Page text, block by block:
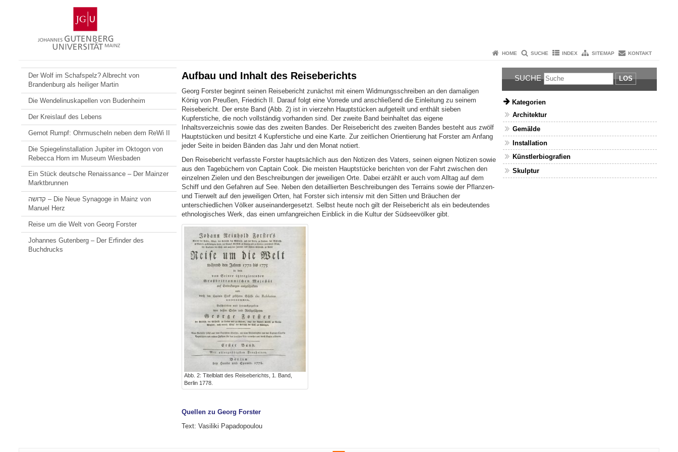
Gutenberg-
Universität
Mainz
HOME SUCHE INDEX SITEMAP KONTAKT
Der Wolf im Schafspelz? Albrecht von
Brandenburg als heiliger Martin
Die Wendelinuskapellen von Budenheim
Der Kreislauf des Lebens
Gernot Rumpf: Ohrmuscheln neben dem ReWi II
Die Spiegelinstallation Jupiter im Oktogon von
Rebecca Horn im Museum Wiesbaden
Ein Stück deutsche Renaissance – Der Mainzer
Marktbrunnen
קדושה – Die Neue Synagoge in Mainz von
Manuel Herz
Reise um die Welt von Georg Forster
Johannes Gutenberg – Der Erfinder des
Buchdrucks
Aufbau und Inhalt des Reiseberichts
Georg Forster beginnt seinen Reisebericht zunächst mit einem Widmungsschreiben an den damaligen
König von Preußen, Friedrich II. Darauf folgt eine Vorrede und anschließend die Einleitung zu seinem
Reisebericht. Der erste Band (Abb. 2) ist in vierzehn Hauptstücken aufgeteilt und enthält sieben
Kupferstiche, die noch vollständig vorhanden sind. Der zweite Band beinhaltet das eigene
Inhaltsverzeichnis sowie das des zweiten Bandes. Der Reisebericht des zweiten Bandes besteht aus zwölf
Hauptstücken und besitzt 4 Kupferstiche und eine Karte. Zur zeitlichen Orientierung hat Forster am Anfang
jeder Seite in beiden Bänden das Jahr und den Monat notiert.
Den Reisebericht verfasste Forster hauptsächlich aus den Notizen des Vaters, seinen eignen Notizen sowie
aus den Tagebüchern von Captain Cook. Die meisten Hauptstücke berichten von der Fahrt zwischen den
einzelnen Zielen und den Beschreibungen der jeweiligen Orte. Dabei erzählt er auch vom Alltag auf dem
Schiff und den Gefahren auf See. Neben den detaillierten Beschreibungen des Terrains sowie der Pflanzen-
und Tierwelt auf den jeweiligen Orten, hat Forster sich intensiv mit den Sitten und Bräuchen der
unterschiedlichen Völker auseinandergesetzt. Selbst heute noch gilt der Reisebericht als ein bedeutendes
ethnologisches Werk, das einen umfangreichen Einblick in die Kultur der Südseevölker gibt.
Abb. 2: Titelblatt des Reiseberichts, 1. Band,
Berlin 1778.
Quellen zu Georg Forster
Text: Vasiliki Papadopoulou
SUCHE LOS
Kategorien
Architektur
Gemälde
Installation
Künstlerbiografien
Skulptur